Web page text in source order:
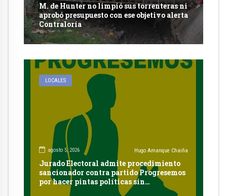
M. de Hunter no limpió sus torrenteras ni
aprobó presupuesto con ese objetivo alerta
Contraloría
LOCALES
agosto 5, 2026 Hugo Amanque Chaiña
Jurado Electoral admite procedimiento
sancionador contra partido Progresemos
por hacer pintas políticas sin
autorización en Cayma